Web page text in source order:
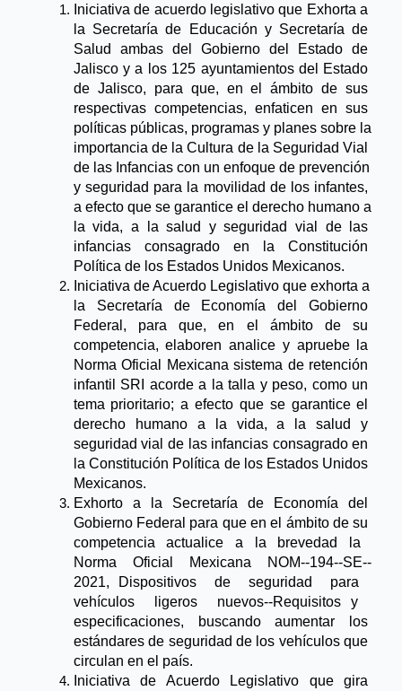
Iniciativa de acuerdo legislativo que Exhorta a
la Secretaría de Educación y Secretaría de
Salud ambas del Gobierno del Estado de
Jalisco y a los 125 ayuntamientos del Estado
de Jalisco, para que, en el ámbito de sus
respectivas competencias, enfaticen en sus
políticas públicas, programas y planes sobre la
importancia de la Cultura de la Seguridad Vial
de las Infancias con un enfoque de prevención
y seguridad para la movilidad de los infantes,
a efecto que se garantice el derecho humano a
la vida, a la salud y seguridad vial de las
infancias consagrado en la Constitución
Política de los Estados Unidos Mexicanos.
Iniciativa de Acuerdo Legislativo que exhorta a
la Secretaría de Economía del Gobierno
Federal, para que, en el ámbito de su
competencia, elaboren analice y apruebe la
Norma Oficial Mexicana sistema de retención
infantil SRI acorde a la talla y peso, como un
tema prioritario; a efecto que se garantice el
derecho humano a la vida, a la salud y
seguridad vial de las infancias consagrado en
la Constitución Política de los Estados Unidos
Mexicanos.
Exhorto a la Secretaría de Economía del
Gobierno Federal para que en el ámbito de su
competencia   actualice   a   la   brevedad   la
Norma   Oficial   Mexicana   NOM-­‐194-­‐SE-­‐
2021, Dispositivos  de  seguridad  para
vehículos  ligeros  nuevos-­‐Requisitos y
especificaciones, buscando aumentar los
estándares de seguridad de los vehículos que
circulan en el país.
Iniciativa de Acuerdo Legislativo que gira